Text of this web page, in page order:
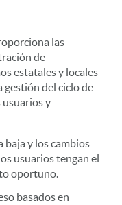
las
de
estatales y locales
gestión del ciclo de
usuarios y
y los cambios
usuarios tengan el
oportuno.
basados en